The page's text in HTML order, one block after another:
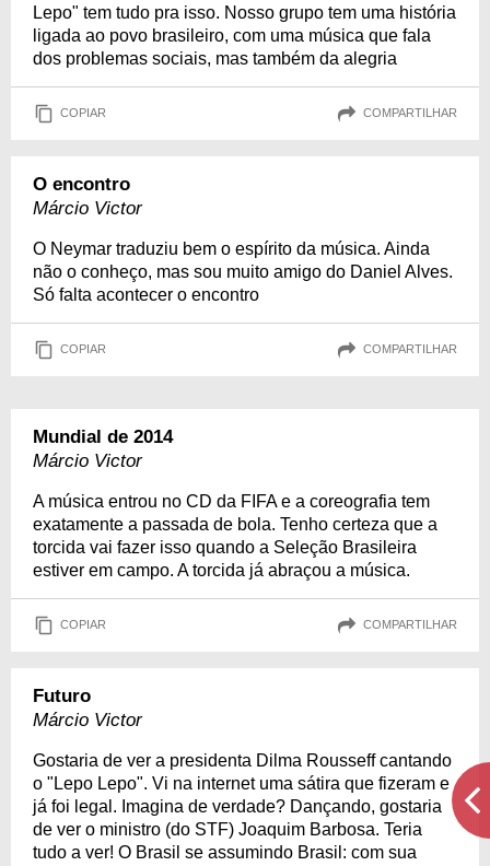
Lepo" tem tudo pra isso. Nosso grupo tem uma história
ligada ao povo brasileiro, com uma música que fala
dos problemas sociais, mas também da alegria
COPIAR COMPARTILHAR
O encontro
Márcio Victor
O Neymar traduziu bem o espírito da música. Ainda
não o conheço, mas sou muito amigo do Daniel Alves.
Só falta acontecer o encontro
COPIAR COMPARTILHAR
Mundial de 2014
Márcio Victor
A música entrou no CD da FIFA e a coreografia tem
exatamente a passada de bola. Tenho certeza que a
torcida vai fazer isso quando a Seleção Brasileira
estiver em campo. A torcida já abraçou a música.
COPIAR COMPARTILHAR
Futuro
Márcio Victor
Gostaria de ver a presidenta Dilma Rousseff cantando
o "Lepo Lepo". Vi na internet uma sátira que fizeram e
já foi legal. Imagina de verdade? Dançando, gostaria
de ver o ministro (do STF) Joaquim Barbosa. Teria
tudo a ver! O Brasil se assumindo Brasil: com sua